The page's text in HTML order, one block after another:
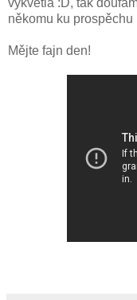
někomu ku prospěchu
Mějte fajn den!